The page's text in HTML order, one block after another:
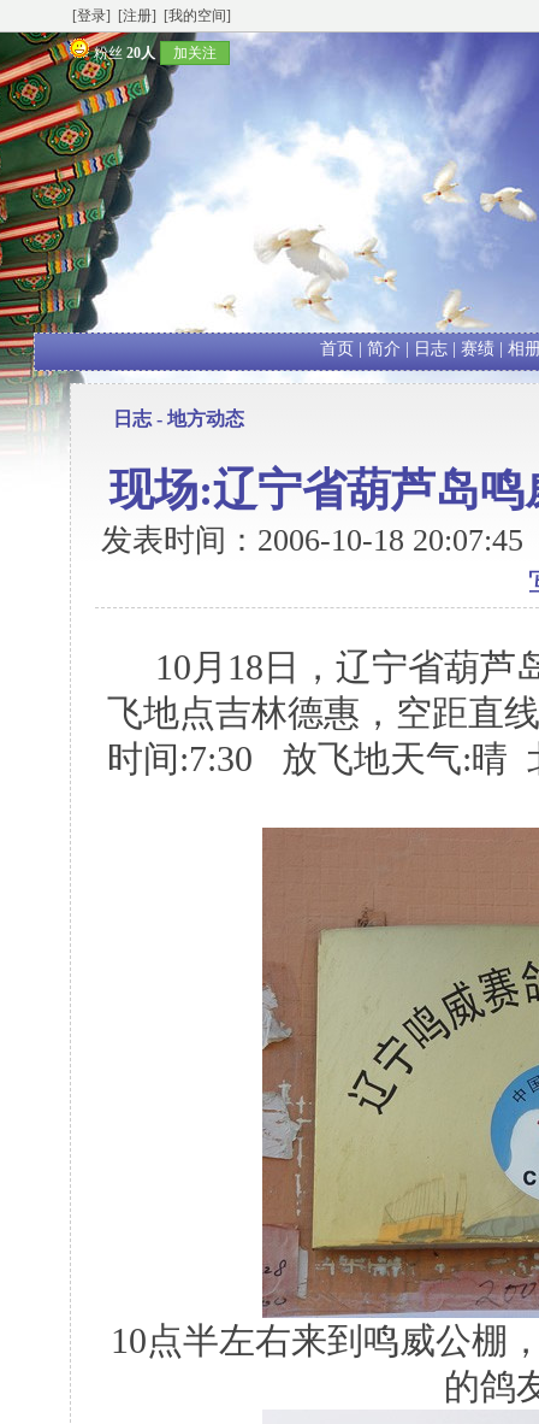
[登录] [注册] [我的空间]
粉丝 20人 加关注
首页 简介 日志| 赛绩| 相
日志 - 地方动态
现场:辽宁省葫芦岛
发表时间：2006-10-18
10月18日，辽宁省葫芦
飞地点吉林德惠，空距直
时间:7:30 放飞地天气:晴
10点半左右来到鸣威公棚
的鸽